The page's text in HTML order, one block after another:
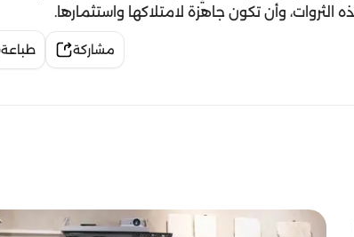
وأن تكون جاهزة لامتلاكها واستثمارها.
مشاركة طباعة